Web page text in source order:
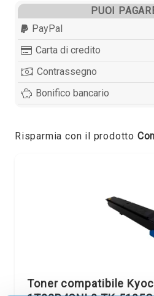
PUOI
PayPal
Carta di credito
Contrassegno
Bonifico bancario
Risparmia con il prodotto
Toner compatibile